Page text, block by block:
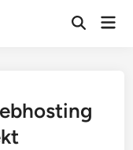
Open